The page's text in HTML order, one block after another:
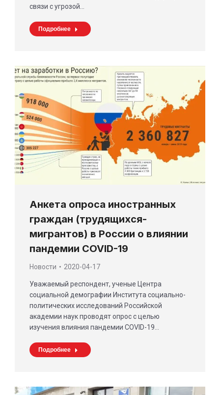
связи с угрозой…
Подробнее
Анкета опроса иностранных
граждан (трудящихся-
мигрантов) в России о влиянии
пандемии COVID-19
Новости 2020-04-17
Уважаемый респондент, ученые Центра
социальной демографии Института социально-
политических исследований Российской
академии наук проводят опрос с целью
изучения влияния пандемии COVID-19…
Подробнее